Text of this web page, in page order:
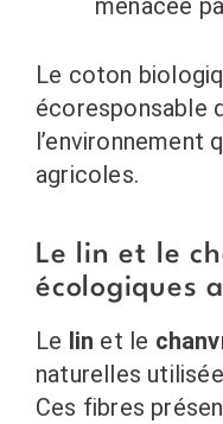
menacée
Le coton
écoresponsable
l’environnement
agricoles.
Le lin et le
écologiques
Le lin et le
naturelles
Ces fibres